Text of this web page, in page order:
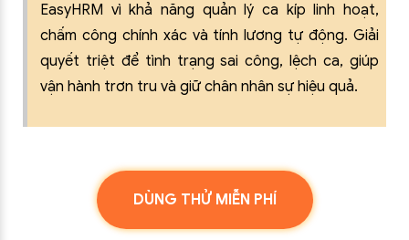
EasyHRM vì khả năng quản lý ca kíp linh hoạt,
chấm công chính xác và tính lương tự động. Giải
quyết triệt để tình trạng sai công, lệch ca, giúp
vận hành trơn tru và giữ chân nhân sự hiệu quả.
DÙNG THỬ MIỄN PHÍ